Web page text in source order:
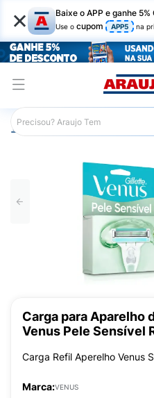
× Baixe o APP e ganhe 5%
Use o cupom APP5 na
Araujo Higiene Pessoal
Carga para Aparelho
Venus Pele Sensível
Carga Refil Aperelho Venus
Marca:VENUS